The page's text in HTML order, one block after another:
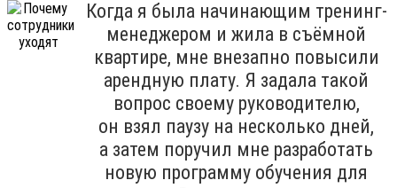
Когда я была начинающим тренинг-
менеджером и жила в съёмной
квартире, мне внезапно повысили
арендную плату. Я задала такой
вопрос своему руководителю,
он взял паузу на несколько дней,
а затем поручил мне разработать
новую программу обучения для